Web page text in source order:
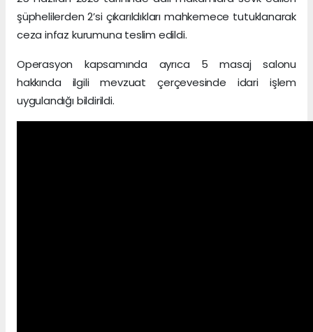
şüphelilerden 2’si çıkarıldıkları mahkemece tutuklanarak
ceza infaz kurumuna teslim edildi.
Operasyon kapsamında ayrıca 5 masaj salonu
hakkında ilgili mevzuat çerçevesinde idari işlem
uygulandığı bildirildi.